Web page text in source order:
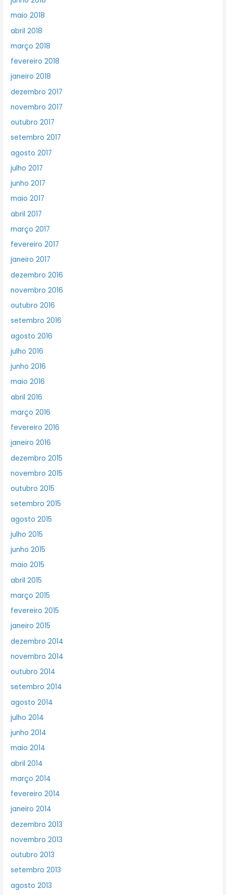
maio 2018
abril 2018
março 2018
fevereiro 2018
janeiro 2018
dezembro 2017
novembro 2017
outubro 2017
setembro 2017
agosto 2017
julho 2017
junho 2017
maio 2017
abril 2017
março 2017
fevereiro 2017
janeiro 2017
dezembro 2016
novembro 2016
outubro 2016
setembro 2016
agosto 2016
julho 2016
junho 2016
maio 2016
abril 2016
março 2016
fevereiro 2016
janeiro 2016
dezembro 2015
novembro 2015
outubro 2015
setembro 2015
agosto 2015
julho 2015
junho 2015
maio 2015
abril 2015
março 2015
fevereiro 2015
janeiro 2015
dezembro 2014
novembro 2014
outubro 2014
setembro 2014
agosto 2014
julho 2014
junho 2014
maio 2014
abril 2014
março 2014
fevereiro 2014
janeiro 2014
dezembro 2013
novembro 2013
outubro 2013
setembro 2013
agosto 2013